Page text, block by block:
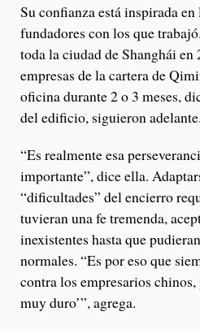
Su confianza está inspirada
fundadores con los que
toda la ciudad de Shanghái en
empresas de la cartera de
oficina durante 2 o 3 meses,
del edificio, siguieron adelante.
“Es realmente esa
importante”, dice ella.
“dificultades” del encierro
tuvieran una fe tremenda,
inexistentes hasta que
normales. “Es por eso que
contra los empresarios
muy duro’”, agrega.